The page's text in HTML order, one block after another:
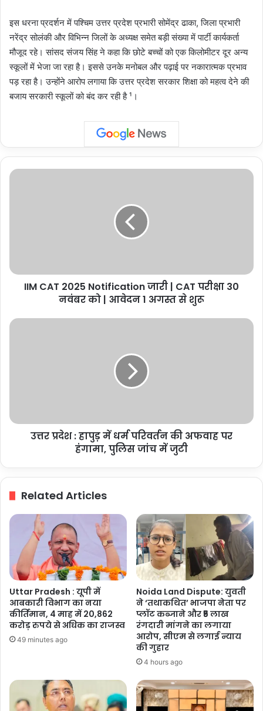
इस धरना प्रदर्शन में पश्चिम उत्तर प्रदेश प्रभारी सोमेंद्र ढाका, जिला प्रभारी
नरेंद्र सोलंकी और विभिन्न जिलों के अध्यक्ष समेत बड़ी संख्या में पार्टी कार्यकर्ता
मौजूद रहे। सांसद संजय सिंह ने कहा कि छोटे बच्चों को एक किलोमीटर दूर अन्य
स्कूलों में भेजा जा रहा है। इससे उनके मनोबल और पढ़ाई पर नकारात्मक प्रभाव
पड़ रहा है। उन्होंने आरोप लगाया कि उत्तर प्रदेश सरकार शिक्षा को महत्व देने की
बजाय सरकारी स्कूलों को बंद कर रही है ¹।
IIM
30
आवेदन
IIM CAT 2025 Notification जारी | CAT परीक्षा 30
नवंबर को | आवेदन 1 अगस्त से शुरू
उत्तर
अफवाह
उत्तर प्रदेश : हापुड़ में धर्म परिवर्तन की अफवाह पर
हंगामा, पुलिस जांच में जुटी
Related Articles
Uttar Pradesh : यूपी में
आबकारी विभाग का नया
कीर्तिमान, 4 माह में 20,862
करोड़ रुपये से अधिक का राजस्व
49 minutes ago
Noida Land Dispute: युवती
ने ‘तथाकथित’ भाजपा नेता पर
प्लॉट कब्जाने और ₹5 लाख
रंगदारी मांगने का लगाया
आरोप, सीएम से लगाई न्याय
की गुहार
4 hours ago